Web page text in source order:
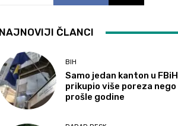
NAJNOVIJI ČLANCI
BIH
Samo jedan kanton u FBiH
prikupio više poreza nego
prošle godine